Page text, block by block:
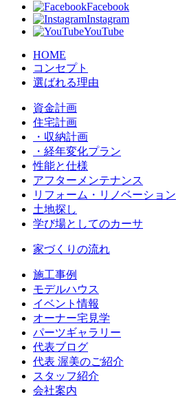
Facebook
Instagram
YouTube
HOME
コンセプト
選ばれる理由
資金計画
住宅計画
・収納計画
・経年変化プラン
性能と仕様
アフターメンテナンス
リフォーム・リノベーション
土地探し
学び場としてのカーサ
家づくりの流れ
施工事例
モデルハウス
イベント情報
オーナー宅見学
パーツギャラリー
代表ブログ
代表 渥美のご紹介
スタッフ紹介
会社案内